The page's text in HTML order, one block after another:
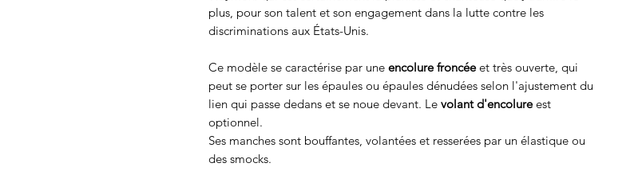
plus, pour son talent et son engagement dans la lutte contre les
discriminations aux États-Unis.
Ce modèle se caractérise par une encolure froncéeet très ouverte, qui
peut se porter sur les épaules ou épaules dénudées selon l'ajustement du
lien qui passe dedans et se noue devant. Le volant d'encolureest
optionnel.
Ses manches sont bouffantes, volantées et resserées par un élastique ou
des smocks.